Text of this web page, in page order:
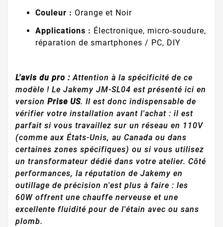
Couleur : Orange et Noir
Applications : Électronique, micro-soudure,
réparation de smartphones / PC, DIY
L'avis du pro : Attention à la spécificité de ce
modèle ! Le Jakemy JM-SL04 est présenté ici en
version Prise US. Il est donc indispensable de
vérifier votre installation avant l'achat : il est
parfait si vous travaillez sur un réseau en 110V
(comme aux États-Unis, au Canada ou dans
certaines zones spécifiques) ou si vous utilisez
un transformateur dédié dans votre atelier. Côté
performances, la réputation de Jakemy en
outillage de précision n'est plus à faire : les
60W offrent une chauffe nerveuse et une
excellente fluidité pour de l'étain avec ou sans
plomb.